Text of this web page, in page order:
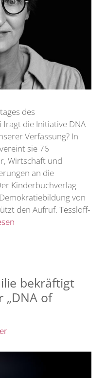
des
fragt die Initiative DNA
Verfassung? In
sie 76
Wirtschaft und
an die
Kinderbuchverlag
von
den Aufruf. Tessloff-
bekräftigt
„DNA of